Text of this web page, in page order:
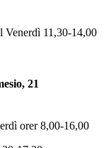
Venerdì 11,30-14,00
21
orer 8,00-16,00